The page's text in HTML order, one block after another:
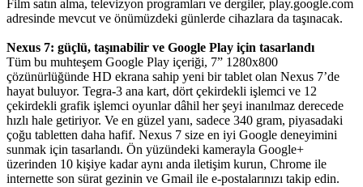
Film satın alma, televizyon programları ve dergiler, play.google.com
adresinde mevcut ve önümüzdeki günlerde cihazlara da taşınacak.
Nexus 7: güçlü, taşınabilir ve Google Play için tasarlandı
Tüm bu muhteşem Google Play içeriği, 7” 1280x800
çözünürlüğünde HD ekrana sahip yeni bir tablet olan Nexus 7’de
hayat buluyor. Tegra-3 ana kart, dört çekirdekli işlemci ve 12
çekirdekli grafik işlemci oyunlar dâhil her şeyi inanılmaz derecede
hızlı hale getiriyor. Ve en güzel yanı, sadece 340 gram, piyasadaki
çoğu tabletten daha hafif. Nexus 7 size en iyi Google deneyimini
sunmak için tasarlandı. Ön yüzündeki kamerayla Google+
üzerinden 10 kişiye kadar aynı anda iletişim kurun, Chrome ile
internette son sürat gezinin ve Gmail ile e-postalarınızı takip edin.